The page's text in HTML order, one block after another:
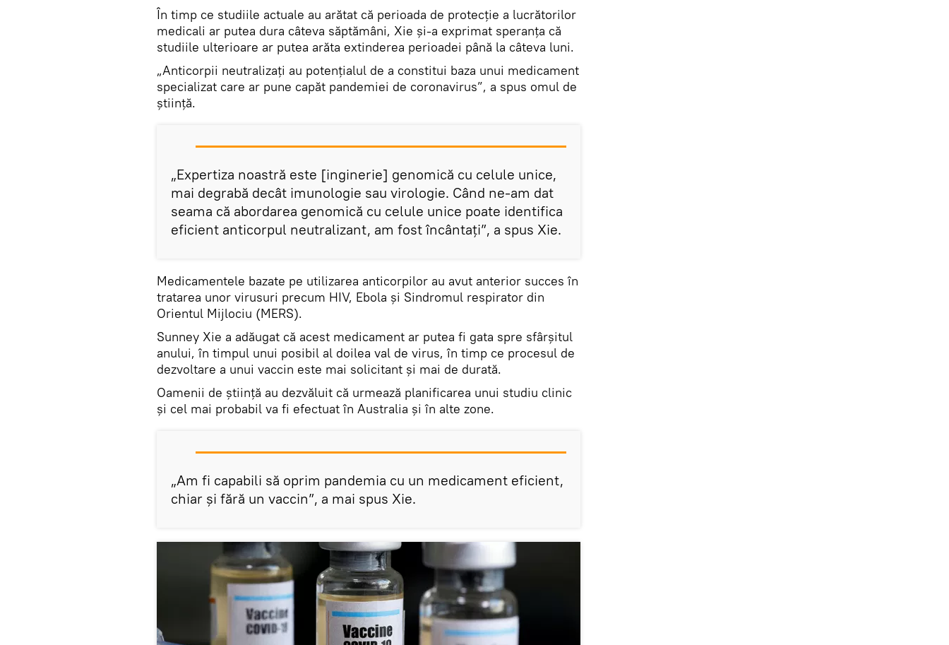
În timp ce studiile actuale au arătat că perioada de protecție a lucrătorilor
medicali ar putea dura câteva săptămâni, Xie și-a exprimat speranța că
studiile ulterioare ar putea arăta extinderea perioadei până la câteva luni.
„Anticorpii neutralizați au potențialul de a constitui baza unui medicament
specializat care ar pune capăt pandemiei de coronavirus”, a spus omul de
știință.
„Expertiza noastră este [inginerie] genomică cu celule unice,
mai degrabă decât imunologie sau virologie. Când ne-am dat
seama că abordarea genomică cu celule unice poate identifica
eficient anticorpul neutralizant, am fost încântați”, a spus Xie.
Medicamentele bazate pe utilizarea anticorpilor au avut anterior succes în
tratarea unor virusuri precum HIV, Ebola și Sindromul respirator din
Orientul Mijlociu (MERS).
Sunney Xie a adăugat că acest medicament ar putea fi gata spre sfârşitul
anului, în timpul unui posibil al doilea val de virus, în timp ce procesul de
dezvoltare a unui vaccin este mai solicitant şi mai de durată.
Oamenii de știință au dezvăluit că urmează planificarea unui studiu clinic
și cel mai probabil va fi efectuat în Australia și în alte zone.
„Am fi capabili să oprim pandemia cu un medicament eficient,
chiar și fără un vaccin”, a mai spus Xie.